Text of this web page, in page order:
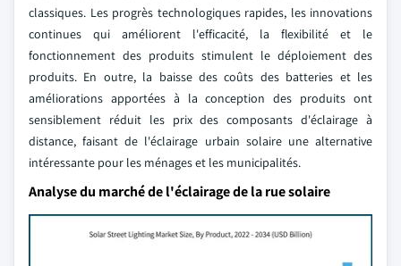
classiques. Les progrès technologiques rapides, les innovations
continues qui améliorent l'efficacité, la flexibilité et le
fonctionnement des produits stimulent le déploiement des
produits. En outre, la baisse des coûts des batteries et les
améliorations apportées à la conception des produits ont
sensiblement réduit les prix des composants d'éclairage à
distance, faisant de l'éclairage urbain solaire une alternative
intéressante pour les ménages et les municipalités.
Analyse du marché de l'éclairage de la rue solaire